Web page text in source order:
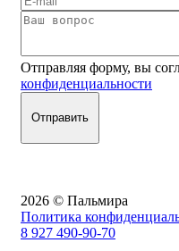
Отправляя форму, вы
конфиденциальности
2026 © Пальмира
Политика
8 927 490-90-70